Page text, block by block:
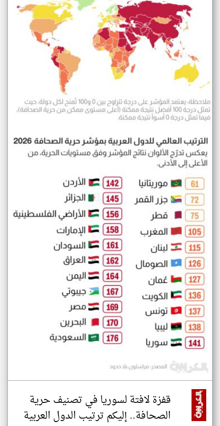
قفزة لافتة لسوريا في تصنيف حرية
الصحافة.. إليكم ترتيب الدول العربية